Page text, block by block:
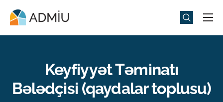
Universitet
Tədbirlər
Keyfiyyət Təminatı
Bələdçisi (qaydalar toplusu)